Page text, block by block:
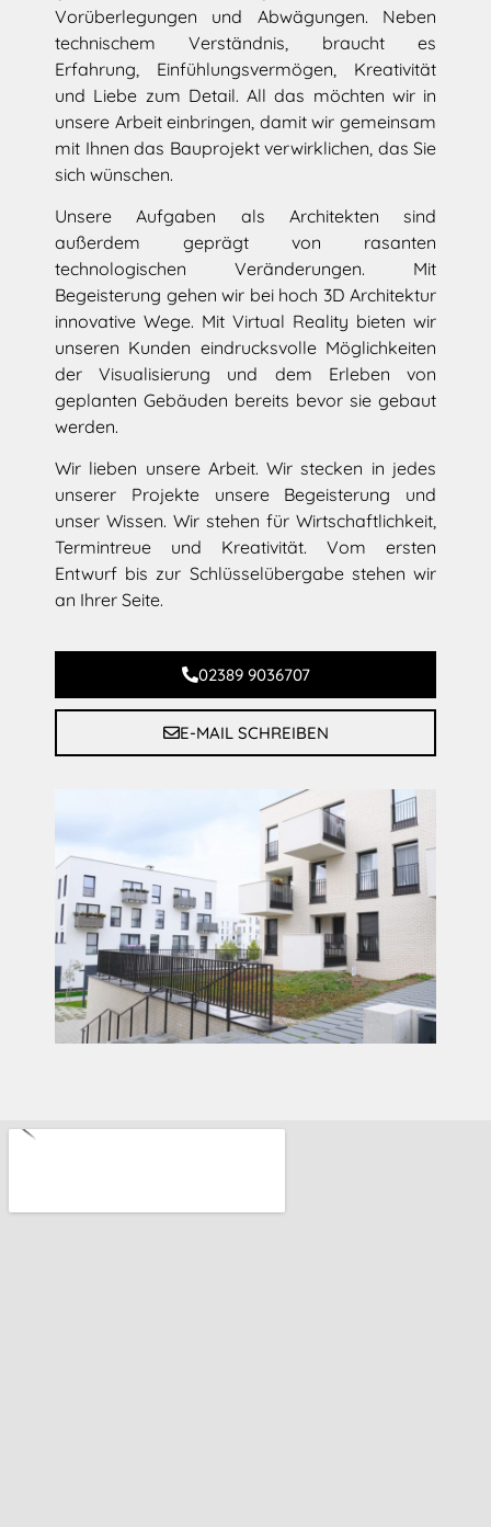
Vorüberlegungen und Abwägungen. Neben
technischem Verständnis, braucht es
Erfahrung, Einfühlungsvermögen, Kreativität
und Liebe zum Detail. All das möchten wir in
unsere Arbeit einbringen, damit wir gemeinsam
mit Ihnen das Bauprojekt verwirklichen, das Sie
sich wünschen.
Unsere Aufgaben als Architekten sind
außerdem geprägt von rasanten
technologischen Veränderungen. Mit
Begeisterung gehen wir bei hoch 3D Architektur
innovative Wege. Mit Virtual Reality bieten wir
unseren Kunden eindrucksvolle Möglichkeiten
der Visualisierung und dem Erleben von
geplanten Gebäuden bereits bevor sie gebaut
werden.
Wir lieben unsere Arbeit. Wir stecken in jedes
unserer Projekte unsere Begeisterung und
unser Wissen. Wir stehen für Wirtschaftlichkeit,
Termintreue und Kreativität. Vom ersten
Entwurf bis zur Schlüsselübergabe stehen wir
an Ihrer Seite.
02389 9036707
E-MAIL SCHREIBEN